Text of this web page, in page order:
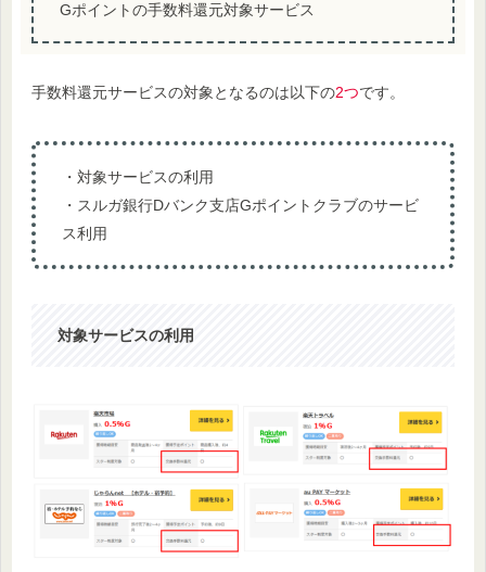
Gポイントの手数料還元対象サービス
手数料還元サービスの対象となるのは以下の2つです。
・対象サービスの利用
・スルガ銀行Dバンク支店Gポイントクラブのサービ
ス利用
対象サービスの利用